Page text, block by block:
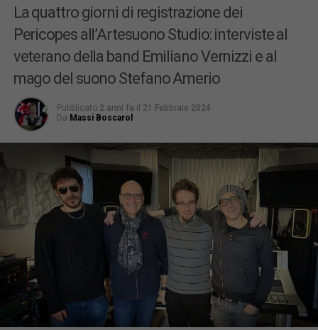
La quattro giorni di registrazione dei
Pericopes all’Artesuono Studio: interviste al
veterano della band Emiliano Vernizzi e al
mago del suono Stefano Amerio
Pubblicato 2 anni fa il 21 Febbraio 2024
Da Massi Boscarol